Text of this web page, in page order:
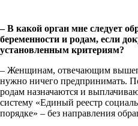
– В какой орган мне следует
беременности и родам, если
установленным критериям?
– Женщинам, отвечающим
нужно ничего предпринимать.
родам назначаются и
систему «Единый реестр
порядке» – без направления